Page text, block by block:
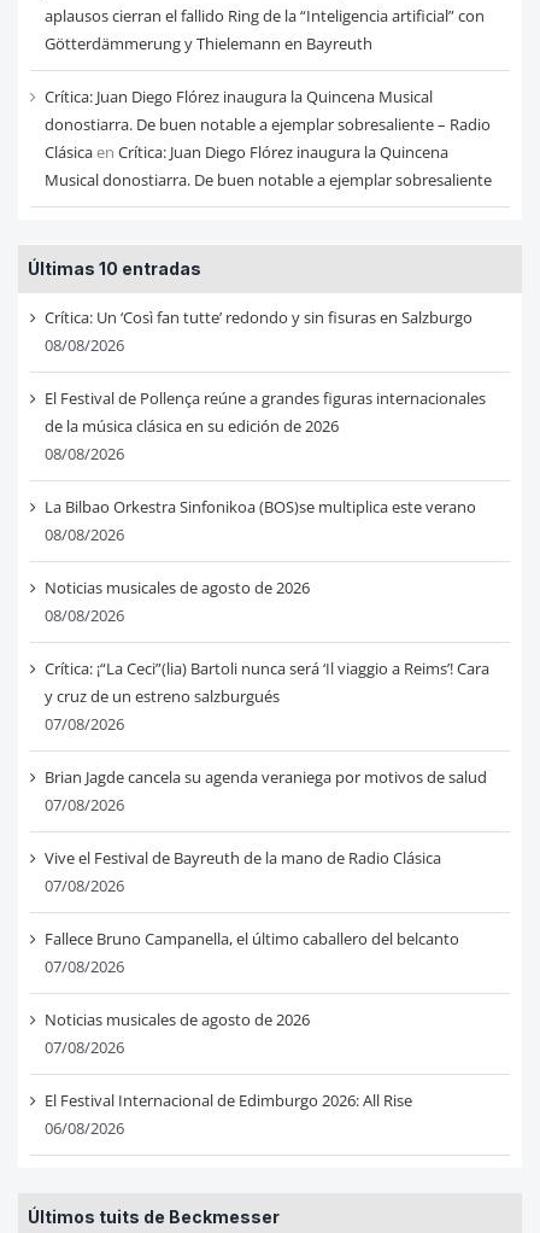
aplausos cierran el fallido Ring de la “Inteligencia artificial” con
Götterdämmerung y Thielemann en Bayreuth
Crítica: Juan Diego Flórez inaugura la Quincena Musical
donostiarra. De buen notable a ejemplar sobresaliente – Radio
Clásicaen Crítica: Juan Diego Flórez inaugura la Quincena
Musical donostiarra. De buen notable a ejemplar sobresaliente
Últimas 10 entradas
Crítica: Un ‘Così fan tutte’ redondo y sin fisuras en Salzburgo
08/08/2026
El Festival de Pollença reúne a grandes figuras internacionales
de la música clásica en su edición de 2026
08/08/2026
La Bilbao Orkestra Sinfonikoa (BOS)se multiplica este verano
08/08/2026
Noticias musicales de agosto de 2026
08/08/2026
Crítica: ¡“La Ceci”(lia) Bartoli nunca será ‘Il viaggio a Reims’! Cara
y cruz de un estreno salzburgués
07/08/2026
Brian Jagde cancela su agenda veraniega por motivos de salud
07/08/2026
Vive el Festival de Bayreuth de la mano de Radio Clásica
07/08/2026
Fallece Bruno Campanella, el último caballero del belcanto
07/08/2026
Noticias musicales de agosto de 2026
07/08/2026
El Festival Internacional de Edimburgo 2026: All Rise
06/08/2026
Últimos tuits de Beckmesser